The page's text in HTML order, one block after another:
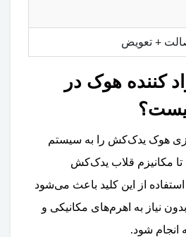
+ تعویض
کننده هوک در
هوک یدک‌کش را به سیستم
مکانیزم قلاب یدک‌کش
از این کلید باعث می‌شود
نیاز به اهرم‌های مکانیکی و
انجام شود.